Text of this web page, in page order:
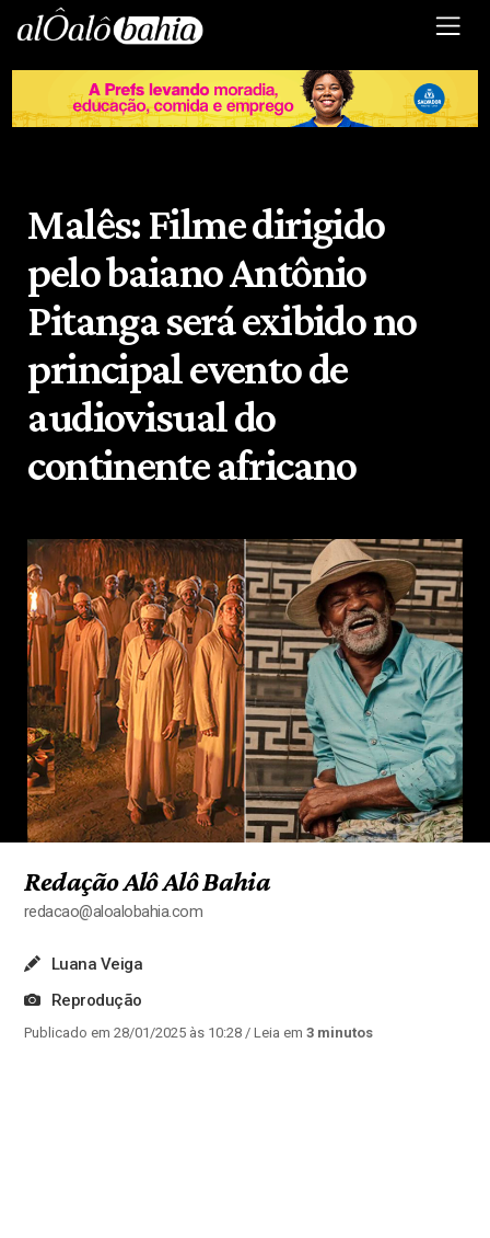
Malês: Filme dirigido
pelo baiano Antônio
Pitanga será exibido no
principal evento de
audiovisual do
continente africano
Redação Alô Alô Bahia
redacao@aloalobahia.com
Luana Veiga
Reprodução
Publicado em 28/01/2025 às 10:28/ Leia em 3 minutos